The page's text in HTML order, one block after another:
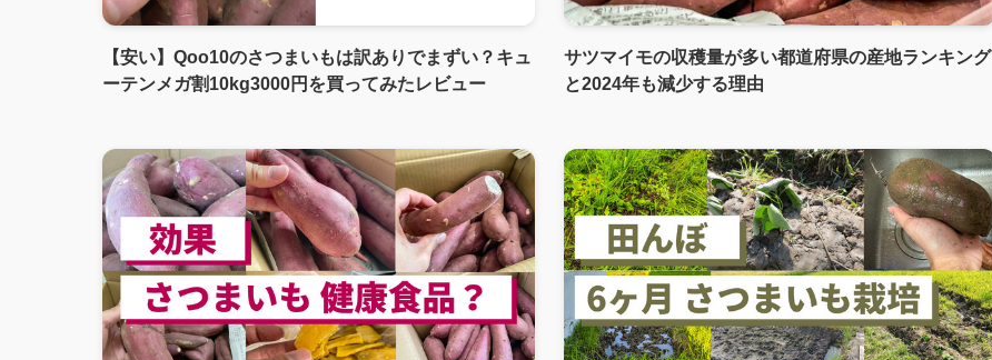
【安い】Qoo10のさつまいもは訳ありでまずい？キュ
ーテンメガ割10kg3000円を買ってみたレビュー
サツマイモの収穫量が多い都道府県の産地ランキング
と2024年も減少する理由